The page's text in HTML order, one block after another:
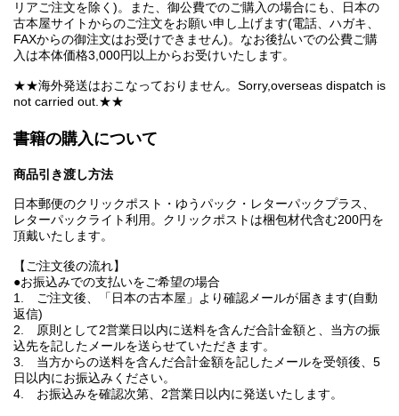
リアご注文を除く)。また、御公費でのご購入の場合にも、日本の
古本屋サイトからのご注文をお願い申し上げます(電話、ハガキ、
FAXからの御注文はお受けできません)。なお後払いでの公費ご購
入は本体価格3,000円以上からお受けいたします。
★★海外発送はおこなっておりません。Sorry,overseas dispatch is
not carried out.★★
書籍の購入について
商品引き渡し方法
日本郵便のクリックポスト・ゆうパック・レターパックプラス、
レターパックライト利用。クリックポストは梱包材代含む200円を
頂戴いたします。
【ご注文後の流れ】
●お振込みでの支払いをご希望の場合
1. ご注文後、「日本の古本屋」より確認メールが届きます(自動
返信)
2. 原則として2営業日以内に送料を含んだ合計金額と、当方の振
込先を記したメールを送らせていただきます。
3. 当方からの送料を含んだ合計金額を記したメールを受領後、5
日以内にお振込みください。
4. お振込みを確認次第、2営業日以内に発送いたします。